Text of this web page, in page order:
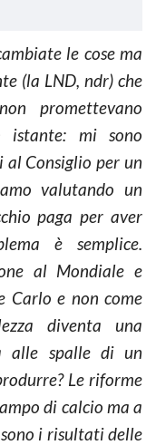
le cose ma
(la LND, ndr) che
promettevano
istante: mi sono
al Consiglio per un
valutando un
paga per aver
è semplice.
al Mondiale e
Carlo e non come
diventa una
alle spalle di un
Le riforme
di calcio ma a
i risultati delle